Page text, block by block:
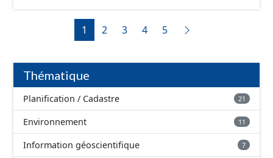
floristique. Les zones de type 2 concernent des
ensembles naturels homogènes dont la richesse
écologique est remarquable. Elles sont souvent de taille
ZNIEFF de type 1.
1 2 3 4 5
Thématique
Planification / Cadastre 21
Environnement 11
Information géoscientifique 7